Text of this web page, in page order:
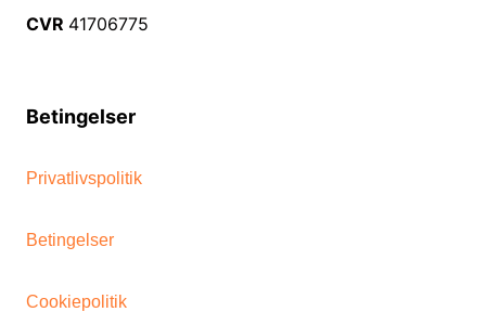
CVR 41706775
Betingelser
Privatlivspolitik
Betingelser
Cookiepolitik